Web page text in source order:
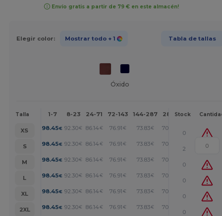
Envío gratis a partir de 79 € en este almacén!
Elegir color: Mostrar todo + 1 Tabla de tallas
Óxido
Talla 1-7 8-23 24-71 72-143 144-287 288 + Más
Stock
XS 98.45€ 92.30€ 86.14€ 76.91€ 73.83€ 70.76
0
S
98.45€ 92.30€ 86.14€ 76.91€ 73.83€ 70.76
2
M
98.45€ 92.30€ 86.14€ 76.91€ 73.83€ 70.76
0
L
98.45€ 92.30€ 86.14€ 76.91€ 73.83€ 70.76
0
XL
98.45€ 92.30€ 86.14€ 76.91€ 73.83€ 70.76
0
2XL
98.45€ 92.30€ 86.14€ 76.91€ 73.83€ 70.76
0